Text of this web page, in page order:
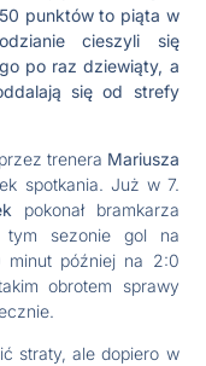
punktów to piąta w
cieszyli się
po raz dziewiąty, a
się od strefy
trenera Mariusza
spotkania. Już w 7.
pokonał bramkarza
tym sezonie gol na
minut później na 2:0
obrotem sprawy
straty, ale dopiero w